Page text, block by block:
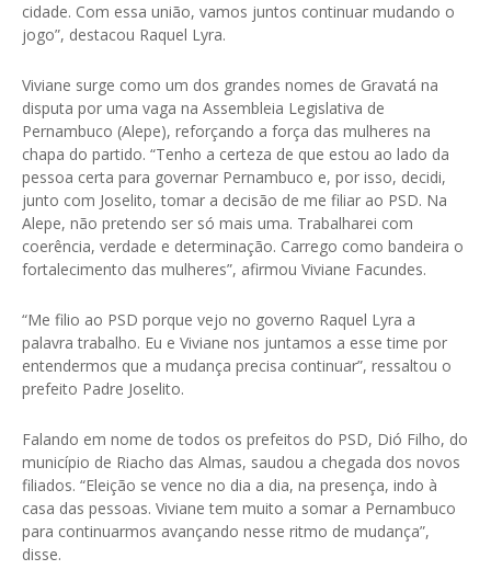
cidade. Com essa união, vamos juntos continuar mudando o
jogo”, destacou Raquel Lyra.
Viviane surge como um dos grandes nomes de Gravatá na
disputa por uma vaga na Assembleia Legislativa de
Pernambuco (Alepe), reforçando a força das mulheres na
chapa do partido. “Tenho a certeza de que estou ao lado da
pessoa certa para governar Pernambuco e, por isso, decidi,
junto com Joselito, tomar a decisão de me filiar ao PSD. Na
Alepe, não pretendo ser só mais uma. Trabalharei com
coerência, verdade e determinação. Carrego como bandeira o
fortalecimento das mulheres”, afirmou Viviane Facundes.
“Me filio ao PSD porque vejo no governo Raquel Lyra a
palavra trabalho. Eu e Viviane nos juntamos a esse time por
entendermos que a mudança precisa continuar”, ressaltou o
prefeito Padre Joselito.
Falando em nome de todos os prefeitos do PSD, Dió Filho, do
município de Riacho das Almas, saudou a chegada dos novos
filiados. “Eleição se vence no dia a dia, na presença, indo à
casa das pessoas. Viviane tem muito a somar a Pernambuco
para continuarmos avançando nesse ritmo de mudança”,
disse.